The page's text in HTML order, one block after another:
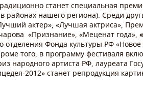
станет специальная
в районах нашего региона). Среди
актер», «Лучшая актриса»,
«Признание», «Меценат года», «
отделения Фонда культуры РФ
того, в программу фестиваля
народного артиста РФ, лауреата
2012» станет репродукция